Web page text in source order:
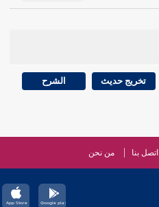
تخريج حديث الشرح
اتصل بنا من نحن